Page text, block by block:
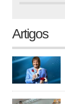
Artigos